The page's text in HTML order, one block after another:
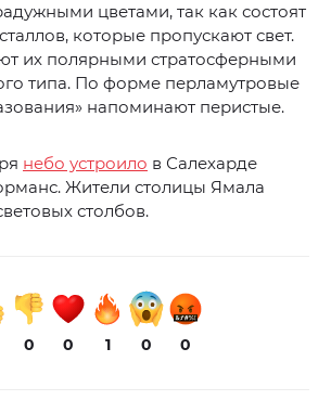
цветами, так как состоят
которые пропускают свет.
их полярными стратосферными
типа. По форме перламутровые
напоминают перистые.
небо устроило в Салехарде
Жители столицы Ямала
столбов.
0 0 1 0 0